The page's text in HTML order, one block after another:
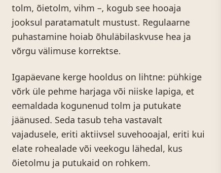
tolm, õietolm, vihm –, kogub see hooaja
jooksul paratamatult mustust. Regulaarne
puhastamine hoiab õhuläbilaskvuse hea ja
võrgu välimuse korrektse.
Igapäevane kerge hooldus on lihtne: pühkige
võrk üle pehme harjaga või niiske lapiga, et
eemaldada kogunenud tolm ja putukate
jäänused. Seda tasub teha vastavalt
vajadusele, eriti aktiivsel suvehooajal, eriti kui
elate rohealade või veekogu lähedal, kus
õietolmu ja putukaid on rohkem.